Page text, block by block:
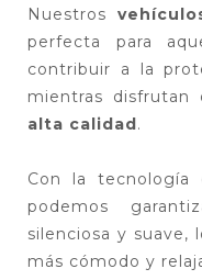
Nuestros
perfecta para
contribuir a la
mientras disfrutan
alta calidad.
Con la tecnología
podemos
silenciosa y suave,
más cómodo y